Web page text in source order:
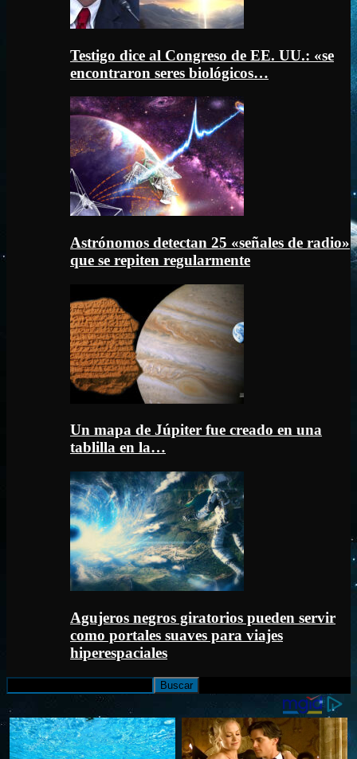
Testigo dice al Congreso de EE. UU.: «se
encontraron seres biológicos…
Astrónomos detectan 25 «señales de radio»
que se repiten regularmente
Un mapa de Júpiter fue creado en una
tablilla en la…
Agujeros negros giratorios pueden servir
como portales suaves para viajes
hiperespaciales